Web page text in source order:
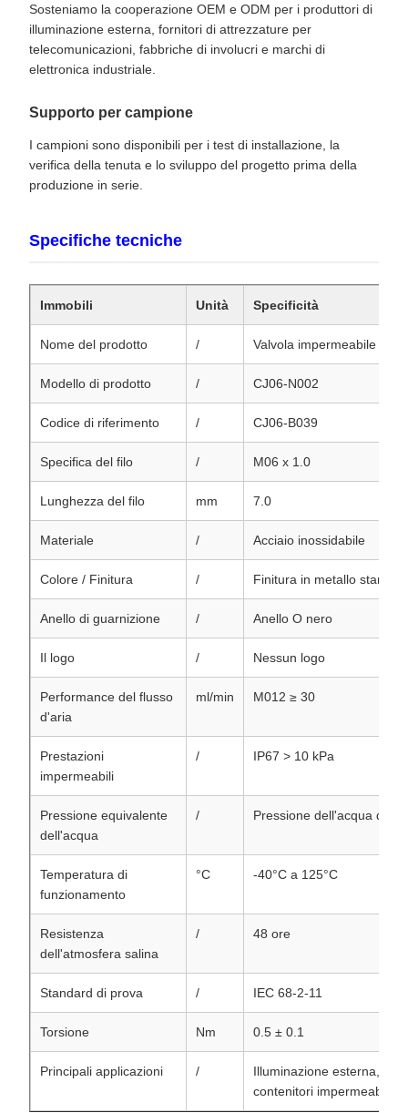
Sosteniamo la cooperazione OEM e ODM per i produttori di
illuminazione esterna, fornitori di attrezzature per
telecomunicazioni, fabbriche di involucri e marchi di
elettronica industriale.
Supporto per campione
I campioni sono disponibili per i test di installazione, la
verifica della tenuta e lo sviluppo del progetto prima della
produzione in serie.
Specifiche tecniche
Immobili Unità Specificità
Nome del prodotto / Valvola impermeabile per
Modello di prodotto / CJ06-N002
Codice di riferimento / CJ06-B039
Specifica del filo / M06 x 1.0
Lunghezza del filo mm 7.0
Materiale / Acciaio inossidabile
Colore / Finitura / Finitura in metallo
Anello di guarnizione / Anello O nero
Il logo / Nessun logo
Performance del flusso
d'aria
ml/min M012 ≥ 30
Prestazioni
impermeabili
/ IP67 > 10 kPa
Pressione equivalente
dell'acqua
/ Pressione dell'acqua di
Temperatura di
funzionamento
°C -40°C a 125°C
Resistenza
dell'atmosfera salina
/ 48 ore
Standard di prova / IEC 68-2-11
Torsione Nm 0.5 ± 0.1
Principali applicazioni /
Illuminazione esterna,
contenitori impermeabili